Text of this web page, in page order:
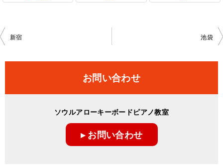
投
ビ
新宿 池袋
お問い合わせ
ソウルアローキーボードピアノ教室
▸ お問い合わせ